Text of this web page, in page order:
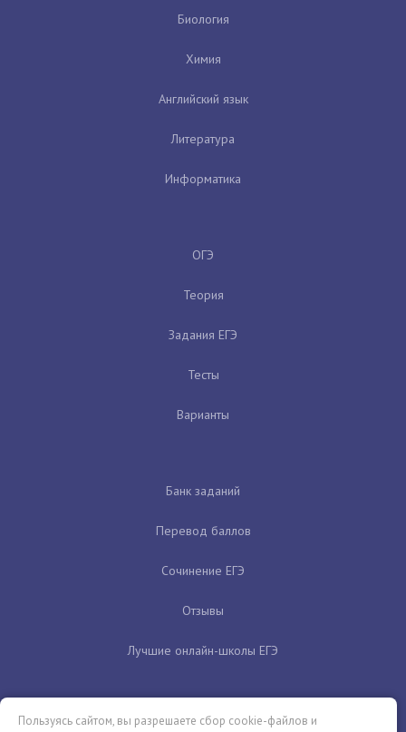
Биология
Химия
Английский язык
Литература
Информатика
ОГЭ
Теория
Задания ЕГЭ
Тесты
Варианты
Банк заданий
Перевод баллов
Сочинение ЕГЭ
Отзывы
Лучшие онлайн-школы ЕГЭ
Пользуясь сайтом, вы разрешаете сбор cookie-файлов и